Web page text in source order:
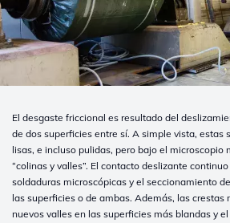
El desgaste friccional es resultado del
de dos superficies entre sí. A simple vista, estas
lisas, e incluso pulidas, pero bajo el microscopio
“colinas y valles”. El contacto deslizante
soldaduras microscópicas y el seccionamiento
las superficies o de ambas. Además, las crestas
nuevos valles en las superficies más blandas y